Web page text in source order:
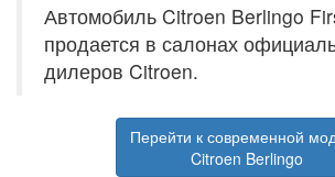
Автомобиль Citroen Berlingo
продается в салонах
дилеров Citroen.
Перейти к современной
Citroen Berlingo